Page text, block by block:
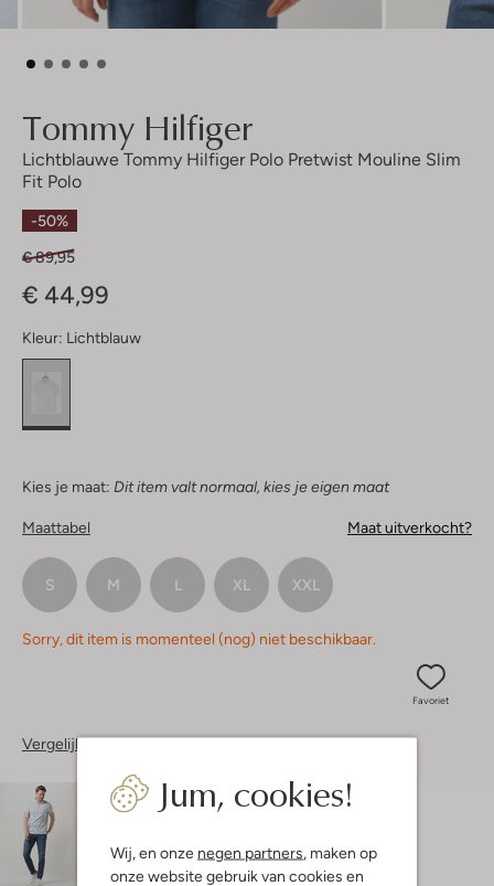
Jum, cookies!
Wij, en onze negen partners, maken op
onze website gebruik van cookies en
Tommy Hilfiger
Lichtblauwe Tommy Hilfiger Polo Pretwist Mouline Slim
Fit Polo
-50%
€ 89,95
€ 44,99
Kleur: Lichtblauw
Kies je maat: Dit item valt normaal, kies je eigen maat
Maattabel Maat uitverkocht?
S M L XL XXL
Sorry, dit item is momenteel (nog) niet beschikbaar.
Favoriet
Vergelijkbare items
Maatadvies
pasvorm isregular fit